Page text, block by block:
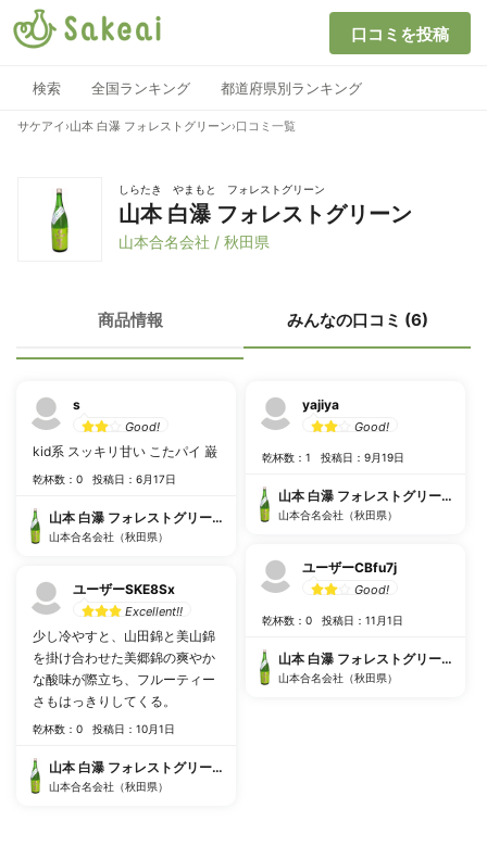
口コミを投稿
検索 全国ランキング 都道府県別ランキング
サケアイ ›山本 白瀑 フォレストグリーン›口コミ一覧
しらたき やまもと フォレストグリーン
山本 白瀑 フォレストグリーン
山本合名会社 / 秋田県
商品情報 みんなの口コミ (6)
s
Good!
kid系 スッキリ甘い こたパイ 巌
乾杯数：0 投稿日：6月17日
山本 白瀑 フォレストグリーン
山本合名会社（秋田県）
yajiya
Good!
乾杯数：1 投稿日：9月19日
山本 白瀑 フォレストグリーン
山本合名会社（秋田県）
ユーザーCBfu7j
Good!
乾杯数：0 投稿日：11月1日
山本 白瀑 フォレストグリーン
山本合名会社（秋田県）
ユーザーSKE8Sx
Excellent!!
少し冷やすと、山田錦と美山錦
を掛け合わせた美郷錦の爽やか
な酸味が際立ち、フルーティー
さもはっきりしてくる。
乾杯数：0 投稿日：10月1日
山本 白瀑 フォレストグリーン
山本合名会社（秋田県）